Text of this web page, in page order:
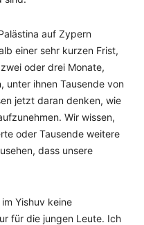
auf Zypern
einer sehr kurzen Frist,
oder drei Monate,
unter ihnen Tausende von
jetzt daran denken, wie
Wir wissen,
oder Tausende weitere
dass unsere
Yishuv keine
für die jungen Leute. Ich